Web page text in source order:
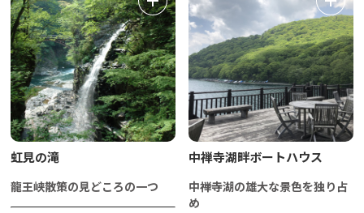
虹見の滝
龍王峡散策の見どころの一つ
中禅寺湖畔ボートハウス
中禅寺湖の雄大な景色を独り占
め